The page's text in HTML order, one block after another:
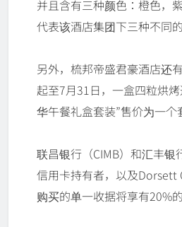
并且含有三种颜色：橙色，
代表该酒店集团下三种不同
另外，梳邦帝盛君豪酒店还
起至7月31日，一盒四粒烘
华午餐礼盒套装”售价为一个
联昌银行（CIMB）和汇丰银
信用卡持有者，以及Dorsett
购买的单一收据将享有20%